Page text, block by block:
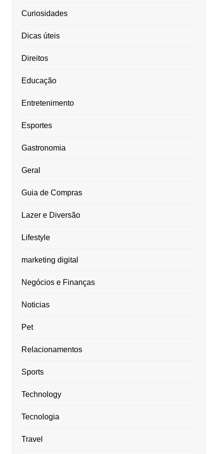
Curiosidades
Dicas úteis
Direitos
Educação
Entretenimento
Esportes
Gastronomia
Geral
Guia de Compras
Lazer e Diversão
Lifestyle
marketing digital
Negócios e Finanças
Noticias
Pet
Relacionamentos
Sports
Technology
Tecnologia
Travel